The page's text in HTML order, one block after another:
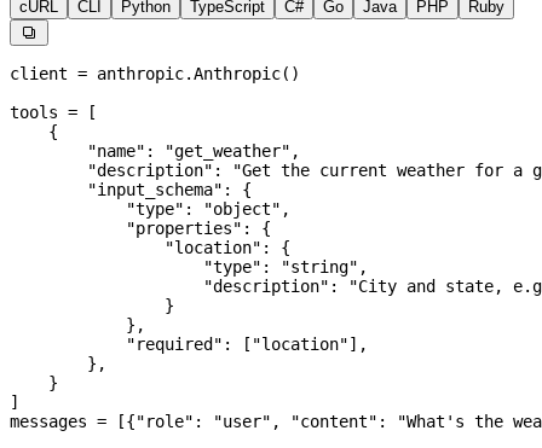
cURL CLI Python TypeScript C# Go Java PHP Ruby

client = anthropic.Anthropic()
tools = [
    {
        "name"
: "get_weather" ,
        "description"
:
"Get the current weather for a
        "input_schema"
: {
            "type"
: "object" ,
            "properties"
: {
                "location"
: {
                    "type"
: "string" ,
                    "description"
:
"City and state,
                }
            },
            "required"
: [ "location"],
        },
    }
]
messages = [{"role" : "user" , "content" :
"What's the